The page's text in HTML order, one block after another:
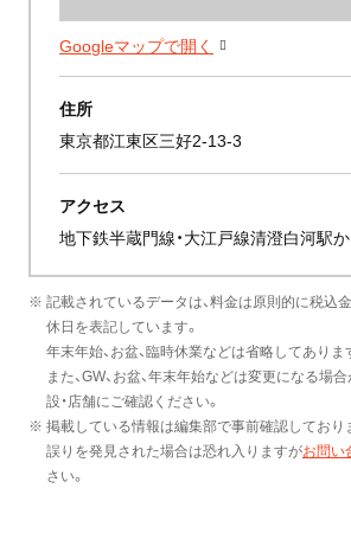
Googleマップで開く
住所
東京都江東区三好2-13-3
アクセス
地下鉄半蔵門線・大江戸線清澄白河駅
※ 記載されているデータは、料金は原則的に税込
休日を表記しています。
年末年始、お盆、臨時休業などは省略してありま
また、GW、お盆、年末年始などは変更になる場
設・店舗にご確認ください。
※ 掲載している情報は編集部で事前確認しており
誤りを発見された場合は恐れ入りますがお問い
さい。